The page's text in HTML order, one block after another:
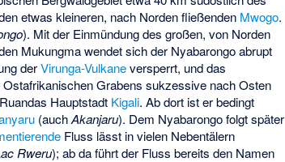
etwas kleineren, nach Norden fließenden Mwogo.
). Mit der Einmündung des großen, von Norden
Mukungma wendet sich der Nyabarongo abrupt
derVirunga-Vulkaneversperrt, und das
Grabens sukzessive nach Osten
Hauptstadt Kigali. Ab dort ist er bedingt
(auchAkanjaru). Dem Nyabarongo folgt später
Fluss lässt in vielen Nebentälern
Rweru); ab da führt der Fluss bereits den Namen